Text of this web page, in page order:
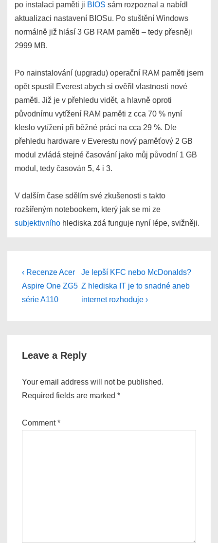
po instalaci paměti ji BIOS sám rozpoznal a nabídl
aktualizaci nastavení BIOSu. Po stuštění Windows
normálně již hlásí 3 GB RAM paměti – tedy přesněji
2999 MB.
Po nainstalování (upgradu) operační RAM paměti jsem
opět spustil Everest abych si ověřil vlastnosti nové
paměti. Již je v přehledu vidět, a hlavně oproti
původnímu vytížení RAM paměti z cca 70 % nyní
kleslo vytížení při běžné práci na cca 29 %. Dle
přehledu hardware v Everestu nový paměťový 2 GB
modul zvládá stejné časování jako můj původní 1 GB
modul, tedy časován 5, 4 i 3.
V dalším čase sdělím své zkušenosti s takto
rozšířeným notebookem, který jak se mi ze
subjektivního hlediska zdá funguje nyní lépe, svižněji.
Post
navigation
Previous
Post
is
‹ Recenze Acer
Aspire One ZG5
série A110
Next
Post
is
Je lepší KFC nebo McDonalds?
Z hlediska IT je to snadné aneb
internet rozhoduje ›
Leave a Reply
Your email address will not be published.
Required fields are marked *
Comment*